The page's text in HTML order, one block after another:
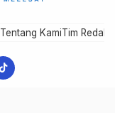
Tentang KamiTim Redaksi